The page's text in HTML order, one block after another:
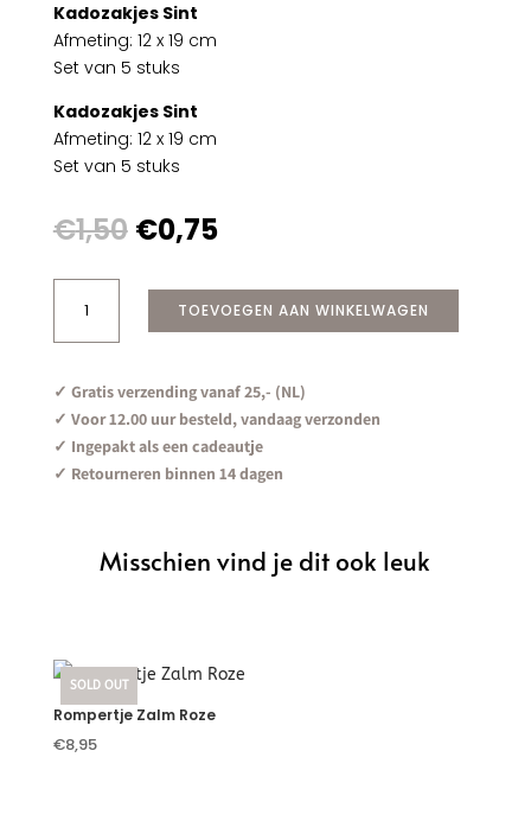
Kadozakjes Sint
Afmeting: 12 x 19 cm
Set van 5 stuks
Kadozakjes Sint
Afmeting: 12 x 19 cm
Set van 5 stuks
€1,50 Oorspronkelijke
prijs
was:
€1,50.
€0,75Huidige
is:
€0,75.
Kadozakjes
5
aantal
TOEVOEGEN AAN WINKELWAGEN
✓ Gratis verzending vanaf 25,- (NL)
✓ Voor 12.00 uur besteld, vandaag verzonden
✓ Ingepakt als een cadeautje
✓ Retourneren binnen 14 dagen
Misschien vind je dit ook leuk
SOLD OUT
Rompertje Zalm Roze
€8,95